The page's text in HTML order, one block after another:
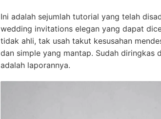
Ini adalah sejumlah tutorial yang telah
wedding invitations elegan yang dapat
tidak ahli, tak usah takut kesusahan
dan simple yang mantap. Sudah diringkas
adalah laporannya.